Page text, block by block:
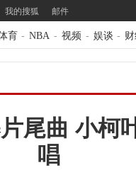
我的搜狐 邮件
育 - NBA - 视频 - 娱谈 -
尾曲 小柯
唱